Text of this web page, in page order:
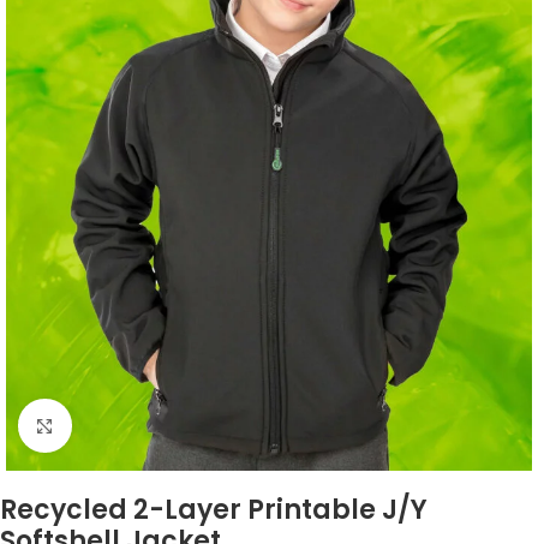
Click to enlarge
Recycled 2-Layer Printable J/Y